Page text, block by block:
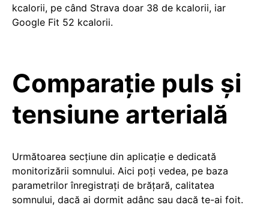
kcalorii, pe când Strava doar 38 de kcalorii, iar
Google Fit 52 kcalorii.
Comparație puls și
tensiune arterială
Următoarea secțiune din aplicație e dedicată
monitorizării somnului. Aici poți vedea, pe baza
parametrilor înregistrați de brățară, calitatea
somnului, dacă ai dormit adânc sau dacă te-ai foit.